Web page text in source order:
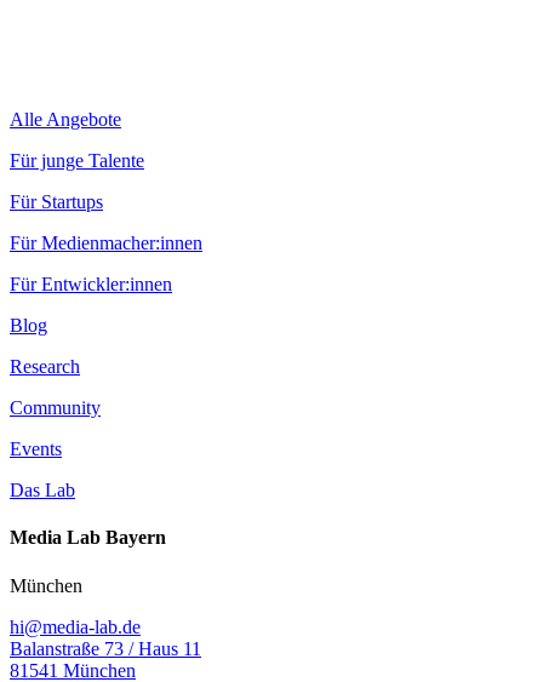
Alle Angebote
Für junge Talente
Für Startups
Für Medienmacher:innen
Für Entwickler:innen
Blog
Research
Community
Events
Das Lab
Media Lab Bayern
München
hi@media-lab.de
Balanstraße 73 / Haus 11
81541 München